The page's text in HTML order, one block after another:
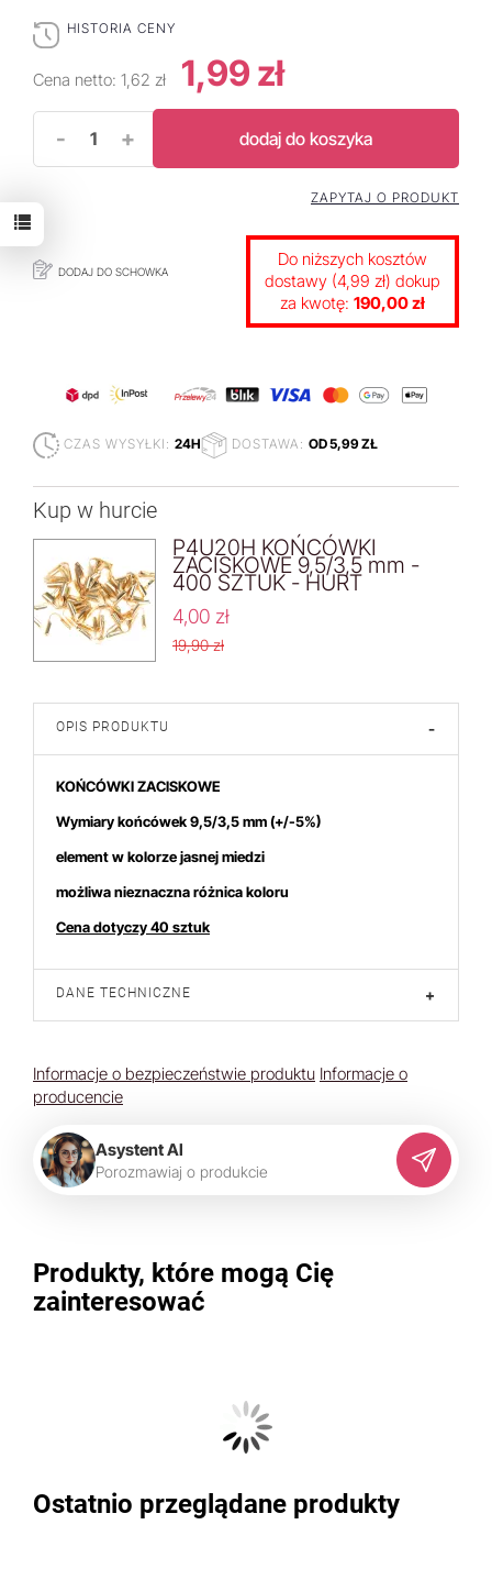
HISTORIA CENY
Cena netto: 1,62 zł 1,99 zł
- + dodaj do koszyka
DODAJ DO SCHOWKA
ZAPYTAJ O PRODUKT
Do niższych kosztów
dostawy (4,99 zł) dokup
za kwotę: 190,00 zł
CZAS WYSYŁKI: 24H DOSTAWA: OD 5,99 ZŁ
Kup w hurcie
P4U20H KOŃCÓWKI
ZACISKOWE 9,5/3,5 mm -
400 SZTUK - HURT
4,00 zł
19,90 zł
OPIS PRODUKTU -
KOŃCÓWKI ZACISKOWE
Wymiary końcówek 9,5/3,5 mm(+/-5%)
element w kolorze jasnej miedzi
możliwa nieznaczna różnica koloru
Cena dotyczy 40 sztuk
DANE TECHNICZNE +
Informacje o bezpieczeństwie produktu Informacje o
producencie
Asystent AI
Porozmawiaj o produkcie
Produkty, które mogą Cię
zainteresować
Ostatnio przeglądane produkty